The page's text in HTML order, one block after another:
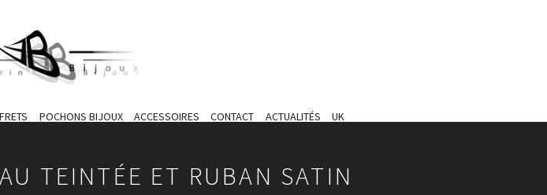
POCHONS BIJOUX ACCESSOIRES CONTACT ACTUALITÉS UK
TEINTÉE ET RUBAN SATIN